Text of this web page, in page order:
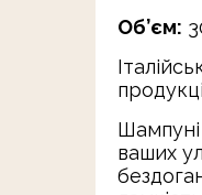
Об’єм:
Шампуні
ваших